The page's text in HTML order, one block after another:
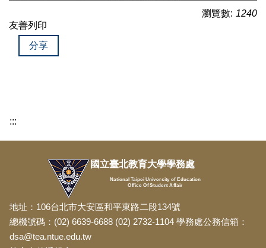
瀏覽數: 1240
友善列印
分享
:::
國立臺北教育大學學務處
National Taipei University of Education
Office Of Student Affair
地址：106台北市大安區和平東路二段134號
總機號碼：(02) 6639-6688 (02) 2732-1104 學務處公務信箱：
dsa@tea.ntue.edu.tw